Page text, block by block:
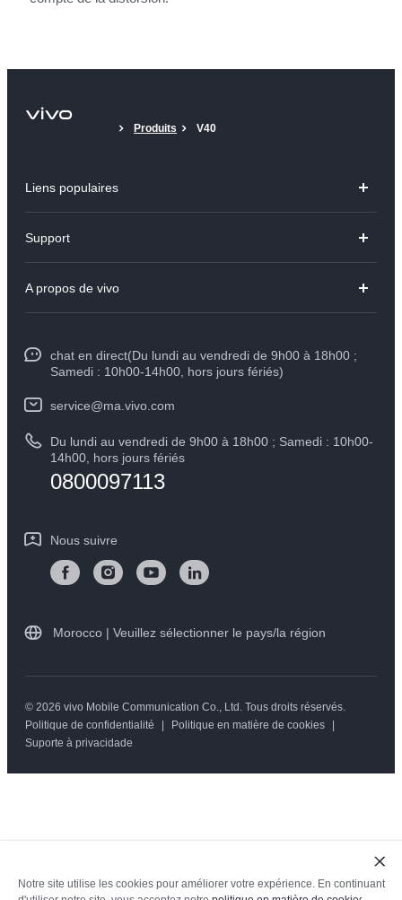
Produits V40
Liens populaires
V60 Lite
Y04
Tous les modèles
Support
Funtouch OS
Mise à jour du système
L'état d'avancement de la réparation
Instructions de garantie vivo
A propos de vivo
Presse
Mentions légales
À propos de vivo
chat en direct(Du lundi au vendredi de 9h00 à 18h00 ;
Samedi : 10h00-14h00, hors jours fériés)
service@ma.vivo.com
Du lundi au vendredi de 9h00 à 18h00 ; Samedi : 10h00-
14h00, hors jours fériés
0800097113
Nous suivre
Morocco | Veuillez sélectionner le pays/la région
© 2026 vivo Mobile Communication Co., Ltd. Tous droits réservés.
Politique de confidentialité
Politique en matière de cookies
Suporte à privacidade
Notre site utilise les cookies pour améliorer votre expérience. En continuant